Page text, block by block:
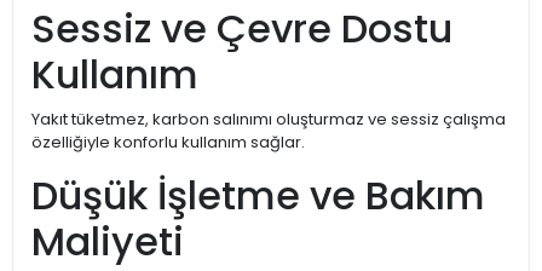
Sessiz ve Çevre Dostu
Kullanım
Yakıt tüketmez, karbon salınımı oluşturmaz ve sessiz çalışma
özelliğiyle konforlu kullanım sağlar.
Düşük İşletme ve Bakım
Maliyeti